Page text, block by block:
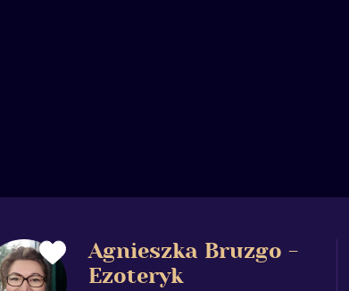
Agnieszka Bruzgo -
Ezoteryk